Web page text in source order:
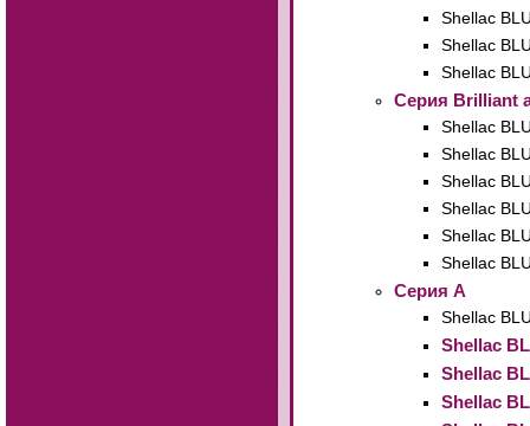
Shellac
Shellac
Shellac
Серия Brilliant
Shellac
Shellac
Shellac
Shellac
Shellac
Shellac
Cерия А
Shellac
Shellac
Shellac
Shellac